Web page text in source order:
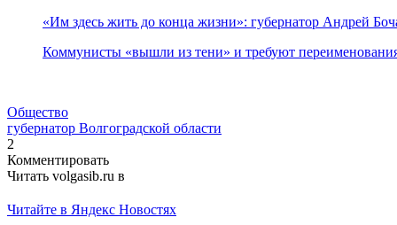
«Им здесь жить до конца жизни»: губернатор Андрей
Коммунисты «вышли из тени» и требуют переименования
Общество
губернатор Волгоградской области
2
Комментировать
Читать volgasib.ru в
Читайте в Яндекс Новостях